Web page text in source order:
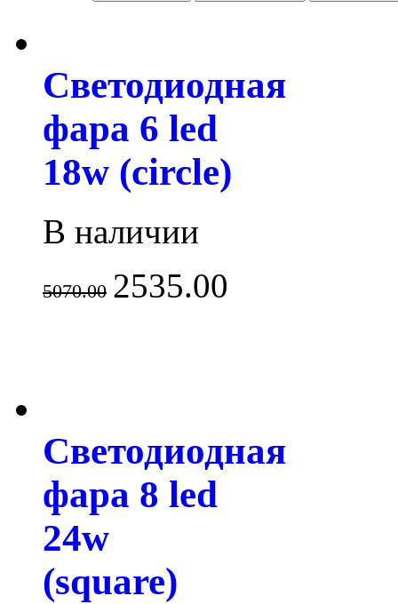
Светодиодная
фара 6 led
18w (circle)
В наличии
5070.00 2535.00
Светодиодная
фара 8 led
24w
(square)